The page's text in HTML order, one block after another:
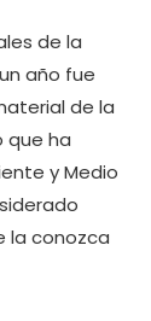
de la
año fue
de la
que ha
y Medio
la conozca